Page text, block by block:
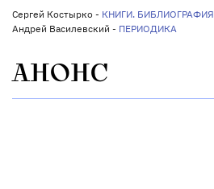
Сергей Костырко - КНИГИ. БИБЛИОГРАФИЯ
Андрей Василевский - ПЕРИОДИКА
АНОНС